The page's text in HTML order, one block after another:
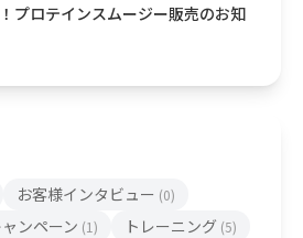
！プロテインスムージー販売のお知
お客様インタビュー (0)
ンペーン (1) トレーニング (5)